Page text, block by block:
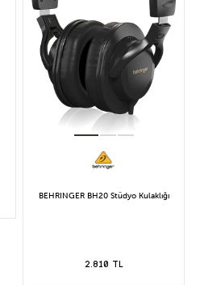
BEHRINGER BH20 Stüdyo Kulaklığı
2.810 TL